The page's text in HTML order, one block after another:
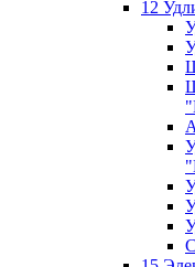
12